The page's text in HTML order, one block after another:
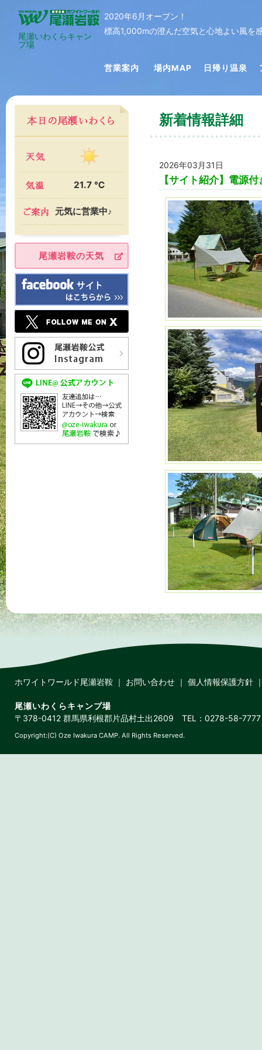
尾瀬いわくらキャン
プ場
2020年6月オープン！
標高1,000mの澄んだ空気と心地よい風を
営業案内 場内MAP 日帰り温泉
21.7 ℃
元気に営業中♪
尾瀬岩鞍の天気
新着情報詳細
2026年03月31日
【サイト紹介】電源
ホワイトワールド尾瀬岩鞍｜ お問い合わせ｜ 個人情報保護方針
尾瀬いわくらキャンプ場
〒378-0412 群馬県利根郡片品村土出2609 TEL：0278-58-
Copyright:(C) Oze Iwakura CAMP. All Rights Reserved.